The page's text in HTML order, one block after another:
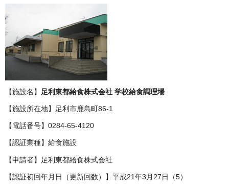
【施設名】 足利東都給食株式会社 学校給食調理場
【施設所在地】足利市鹿島町86-1
【電話番号】0284-65-4120
【認証業種】給食施設
【申請者】足利東都給食株式会社
【認証初回年月日（更新回数）】平成21年3月27日（5）